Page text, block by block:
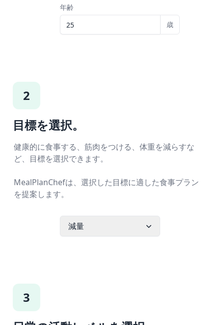
年齢
歳
2
目標を選択。
健康的に食事する、筋肉をつける、体重を減らすな
ど、目標を選択できます。
MealPlanChefは、選択した目標に適した食事プラン
を提案します。
減量
3